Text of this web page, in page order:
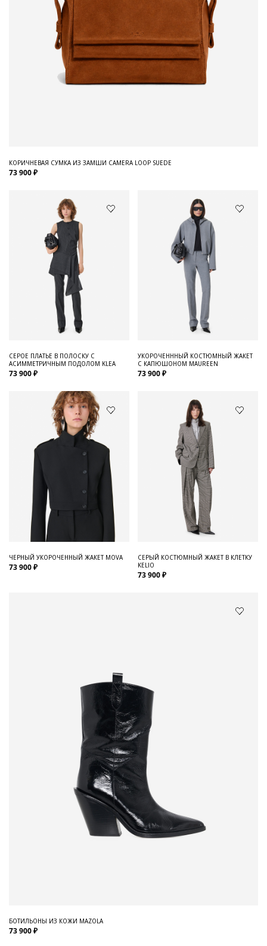
КОРИЧНЕВАЯ СУМКА ИЗ ЗАМШИ CAMERA LOOP SUEDE
73 900 ₽
СЕРОЕ ПЛАТЬЕ В ПОЛОСКУ С
АСИММЕТРИЧНЫМ ПОДОЛОМ KLEA
73 900 ₽
УКОРОЧЕНННЫЙ КОСТЮМНЫЙ ЖАКЕТ
С КАПЮШОНОМ MAUREEN
73 900 ₽
ЧЕРНЫЙ УКОРОЧЕННЫЙ ЖАКЕТ MOVA
73 900 ₽
СЕРЫЙ КОСТЮМНЫЙ ЖАКЕТ В КЛЕТКУ
KELIO
73 900 ₽
БОТИЛЬОНЫ ИЗ КОЖИ MAZOLA
73 900 ₽